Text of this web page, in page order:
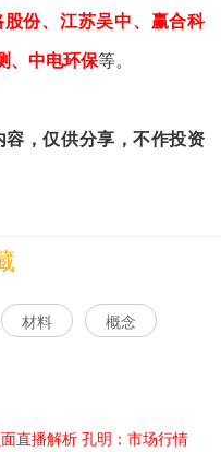
份、江苏吴中、赢合科
、中电环保等。
容，仅供分享，不作投资
材料 概念
直播解析 孔明：市场行情